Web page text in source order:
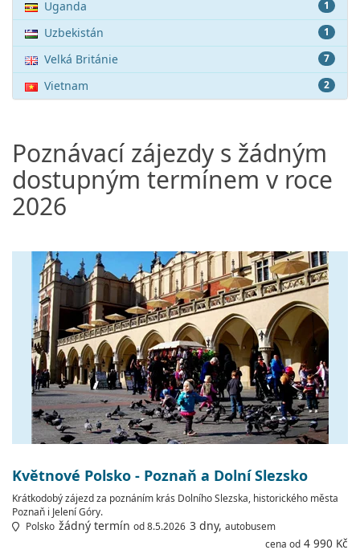
1
Uganda
1
Uzbekistán
7
Velká Británie
2
Vietnam
Poznávací zájezdy s žádným
dostupným termínem v roce
2026
Květnové Polsko - Poznaň a Dolní Slezsko
Krátkodobý zájezd za poznáním krás Dolního Slezska, historického města
Poznaň i Jelení Góry.
Polsko žádný termín od 8.5.2026 3 dny, autobusem
cena od 4 990 Kč